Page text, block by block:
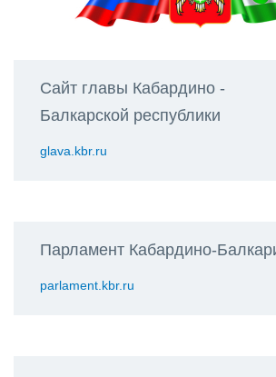
Сайт главы Кабардино -
Балкарской республики
glava.kbr.ru
Парламент Кабардино-
parlament.kbr.ru